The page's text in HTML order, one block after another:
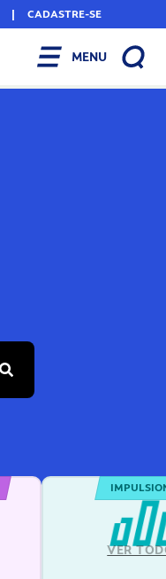
| CADASTRE-SE
MENU
VER